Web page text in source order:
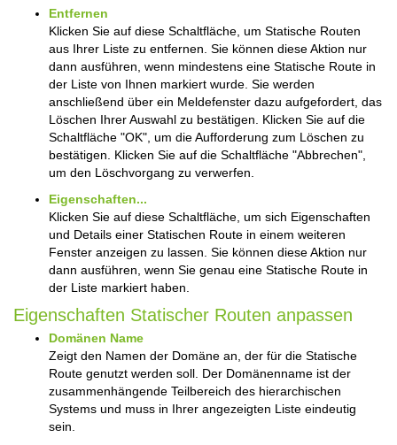
Entfernen
Klicken Sie auf diese Schaltfläche, um Statische Routen
aus Ihrer Liste zu entfernen. Sie können diese Aktion nur
dann ausführen, wenn mindestens eine Statische Route in
der Liste von Ihnen markiert wurde. Sie werden
anschließend über ein Meldefenster dazu aufgefordert, das
Löschen Ihrer Auswahl zu bestätigen. Klicken Sie auf die
Schaltfläche "OK", um die Aufforderung zum Löschen zu
bestätigen. Klicken Sie auf die Schaltfläche "Abbrechen",
um den Löschvorgang zu verwerfen.
Eigenschaften...
Klicken Sie auf diese Schaltfläche, um sich Eigenschaften
und Details einer Statischen Route in einem weiteren
Fenster anzeigen zu lassen. Sie können diese Aktion nur
dann ausführen, wenn Sie genau eine Statische Route in
der Liste markiert haben.
Eigenschaften Statischer Routen anpassen
Domänen Name
Zeigt den Namen der Domäne an, der für die Statische
Route genutzt werden soll. Der Domänenname ist der
zusammenhängende Teilbereich des hierarchischen
Systems und muss in Ihrer angezeigten Liste eindeutig
sein.